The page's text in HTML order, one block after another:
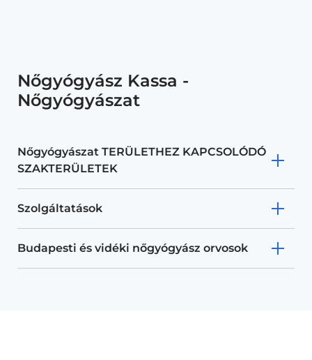
Nőgyógyász Kassa -
Nőgyógyászat
Nőgyógyászat TERÜLETHEZ KAPCSOLÓDÓ
SZAKTERÜLETEK
Szolgáltatások
Budapesti és vidéki nőgyógyász orvosok